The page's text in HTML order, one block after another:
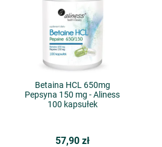
Betaina HCL 650mg
Pepsyna 150 mg - Aliness
100 kapsułek
57,90 zł